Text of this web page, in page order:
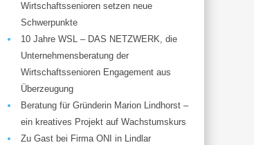
Wirtschaftssenioren setzen neue
Schwerpunkte
10 Jahre WSL – DAS NETZWERK, die
Unternehmensberatung der
Wirtschaftssenioren Engagement aus
Überzeugung
Beratung für Gründerin Marion Lindhorst –
ein kreatives Projekt auf Wachstumskurs
Zu Gast bei Firma ONI in Lindlar